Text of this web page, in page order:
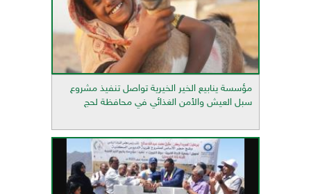
مؤسسة ينابيع الخير الخيرية تواصل تنفيذ مشروع
سبل العيش والأمن الغذائي في محافظة لحج